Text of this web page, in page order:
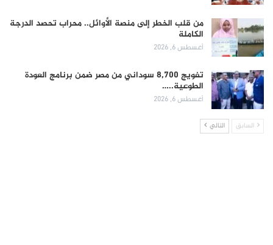
من قلب الخطر إلى منصة الأوائل.. محراب تحصد الدرجة
الكاملة
أغسطس 6, 2026
تفويج 8,700 سوداني من مصر ضمن برنامج العودة
الطوعية..…
أغسطس 6, 2026
السابق التالي